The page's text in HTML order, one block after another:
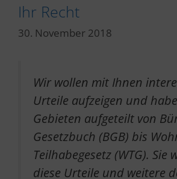
Ihr Recht
30. November 2018
Wir wollen mit Ihnen
Urteile aufzeigen und
Gebieten aufgeteilt von
Gesetzbuch (BGB) bis
Teilhabegesetz (WTG). Sie
diese Urteile und weitere